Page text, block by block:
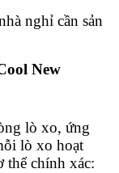
nghỉ cần sản
New
lò xo, ứng
lò xo hoạt
thể chính xác: